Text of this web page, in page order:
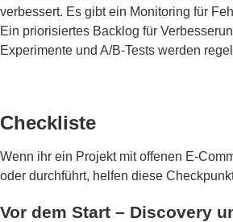
verbessert. Es gibt ein Monitoring für
Ein priorisiertes Backlog für
Experimente und A/B-Tests werden
Checkliste
Wenn ihr ein Projekt mit offenen E-
oder durchführt, helfen diese
Vor dem Start – Discovery